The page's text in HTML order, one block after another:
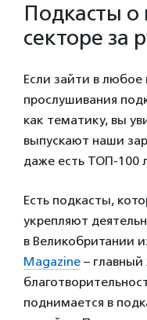
Подкасты
секторе за
Если зайти в
прослушивания
как тематику, вы
выпускают наши
даже есть ТОП-100
Есть подкасты,
укрепляют
в Великобритании
Magazine –
поднимается в